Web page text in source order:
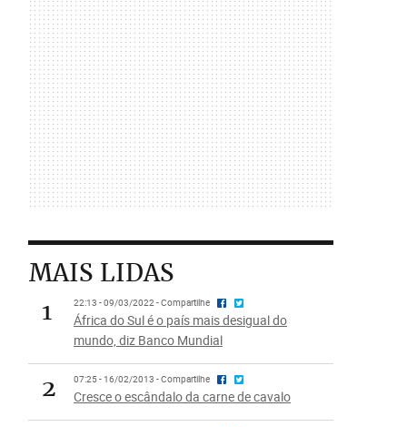
MAIS LIDAS
1
22:13 - 09/03/2022 - Compartilhe
África do Sul é o país mais desigual do
mundo, diz Banco Mundial
2 07:25 - 16/02/2013 - Compartilhe
Cresce o escândalo da carne de cavalo